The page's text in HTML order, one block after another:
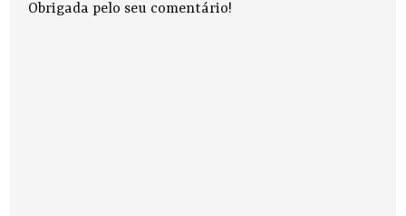
Obrigada pelo seu comentário!